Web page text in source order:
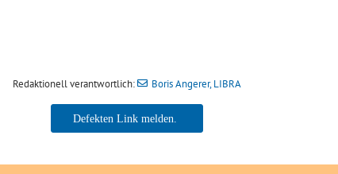
Redaktionell verantwortlich: Boris Angerer, LIBRA
Boris Angerer, LIBRA